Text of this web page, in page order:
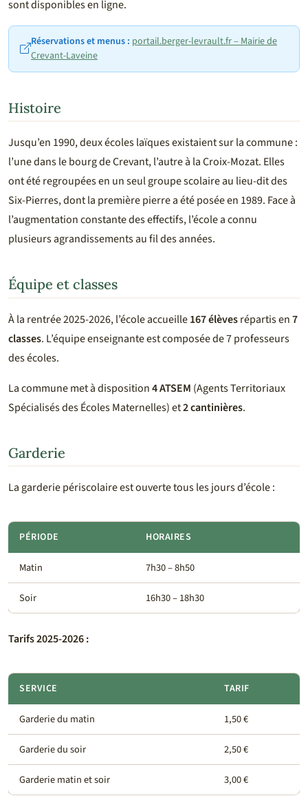
sont disponibles en ligne.
Réservations et menus : portail.berger-levrault.fr – Mairie de
Crevant-Laveine
Histoire
Jusqu’en 1990, deux écoles laïques existaient sur la commune :
l’une dans le bourg de Crevant, l’autre à la Croix-Mozat. Elles
ont été regroupées en un seul groupe scolaire au lieu-dit des
Six-Pierres, dont la première pierre a été posée en 1989. Face à
l’augmentation constante des effectifs, l’école a connu
plusieurs agrandissements au fil des années.
Équipe et classes
À la rentrée 2025-2026, l’école accueille167 élèvesrépartis en7
classes. L’équipe enseignante est composée de 7 professeurs
des écoles.
La commune met à disposition4 ATSEM (Agents Territoriaux
Spécialisés des Écoles Maternelles) et2 cantinières.
Garderie
La garderie périscolaire est ouverte tous les jours d’école :
PÉRIODE HORAIRES
Matin 7h30 – 8h50
Soir 16h30 – 18h30
Tarifs 2025-2026 :
SERVICE TARIF
Garderie du matin 1,50 €
Garderie du soir 2,50 €
Garderie matin et soir 3,00 €